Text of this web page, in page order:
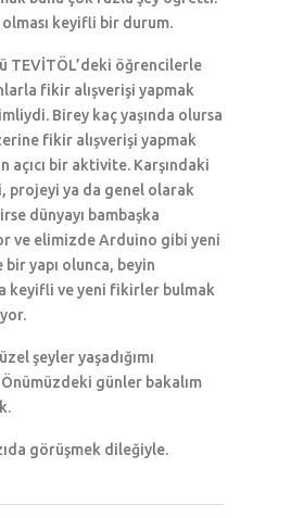
olması keyifli bir durum.
TEVİTÖL’deki öğrencilerle
fikir alışverişi yapmak
Birey kaç yaşında olursa
fikir alışverişi yapmak
açıcı bir aktivite. Karşındaki
projeyi ya da genel olarak
dünyayı bambaşka
ve elimizde Arduino gibi yeni
yapı olunca, beyin
keyifli ve yeni fikirler bulmak
şeyler yaşadığımı
günler bakalım
görüşmek dileğiyle.